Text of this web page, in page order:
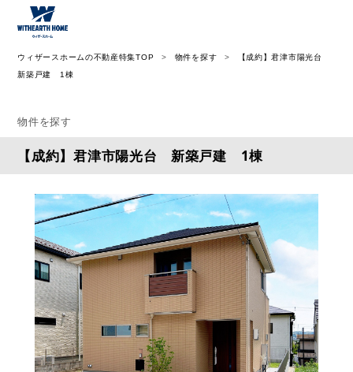
ウィザースホームの不動産特集TOP 物件を探す
【成約】君津市陽光台
新築戸建 1棟
物件を探す
【成約】君津市陽光台 新築戸建 1棟